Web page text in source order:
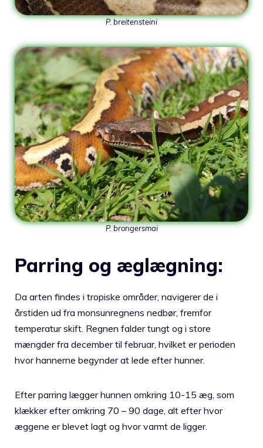
P. breitensteini
P. brongersmai
Parring og æglægning:
Da arten findes i tropiske områder, navigerer de i
årstiden ud fra monsunregnens nedbør, fremfor
temperatur skift. Regnen falder tungt og i store
mængder fra december til februar, hvilket er perioden
hvor hannerne begynder at lede efter hunner.
Efter parring lægger hunnen omkring 10-15 æg, som
klækker efter omkring 70 – 90 dage, alt efter hvor
æggene er blevet lagt og hvor varmt de ligger.